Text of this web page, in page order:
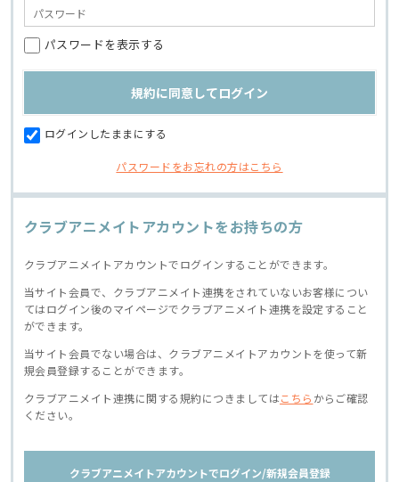
パスワードを表示する
ログインしたままにする
パスワードをお忘れの方はこちら
クラブアニメイトアカウントをお持ちの方
クラブアニメイトアカウントでログインすることができます。
当サイト会員で、クラブアニメイト連携をされていないお客様につい
てはログイン後のマイページでクラブアニメイト連携を設定すること
ができます。
当サイト会員でない場合は、クラブアニメイトアカウントを使って新
規会員登録することができます。
クラブアニメイト連携に関する規約につきましてはこちら からご確認
ください。
クラブアニメイトアカウントでログイン/新規会員登録